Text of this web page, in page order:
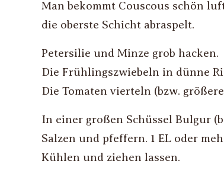
Man bekommt Couscous schön
die oberste Schicht abraspelt.
Petersilie und Minze grob hacken.
Die Frühlingszwiebeln in dünne
Die Tomaten vierteln (bzw.
In einer großen Schüssel Bulgur
Salzen und pfeffern. 1 EL oder
Kühlen und ziehen lassen.